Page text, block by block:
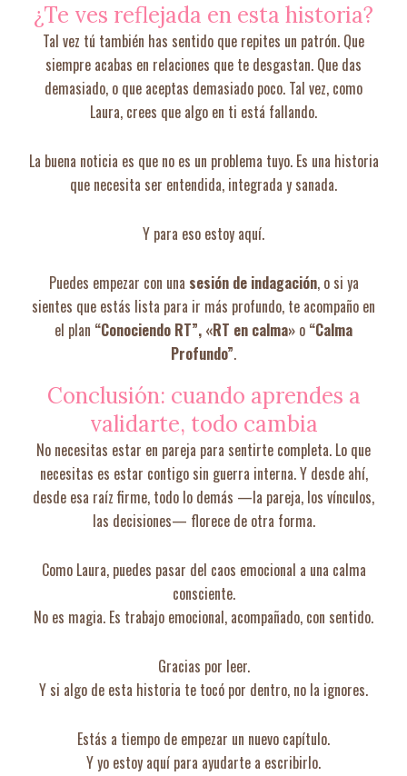
¿Te ves reflejada en esta historia?
Tal vez tú también has sentido que repites un patrón. Que
siempre acabas en relaciones que te desgastan. Que das
demasiado, o que aceptas demasiado poco. Tal vez, como
Laura, crees que algo en ti está fallando.
La buena noticia es que no es un problema tuyo. Es una historia
que necesita ser entendida, integrada y sanada.
Y para eso estoy aquí.
Puedes empezar con una sesión de indagación, o si ya
sientes que estás lista para ir más profundo, te acompaño en
el plan “Conociendo RT”, «RT en calma» o “Calma
Profundo”.
Conclusión: cuando aprendes a
validarte, todo cambia
No necesitas estar en pareja para sentirte completa. Lo que
necesitas es estar contigo sin guerra interna. Y desde ahí,
desde esa raíz firme, todo lo demás —la pareja, los vínculos,
las decisiones— florece de otra forma.
Como Laura, puedes pasar del caos emocional a una calma
consciente.
No es magia. Es trabajo emocional, acompañado, con sentido.
Gracias por leer.
Y si algo de esta historia te tocó por dentro, no la ignores.
Estás a tiempo de empezar un nuevo capítulo.
Y yo estoy aquí para ayudarte a escribirlo.